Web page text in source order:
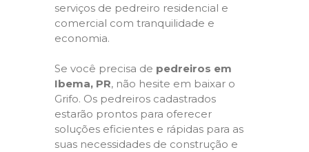
serviços de pedreiro residencial e
comercial com tranquilidade e
economia.
Se você precisa de pedreiros em
Ibema, PR, não hesite em baixar o
Grifo. Os pedreiros cadastrados
estarão prontos para oferecer
soluções eficientes e rápidas para as
suas necessidades de construção e